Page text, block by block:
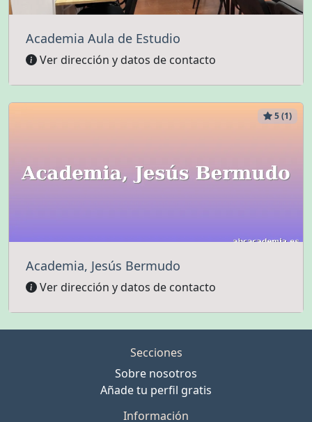
Academia Aula de Estudio
Ver dirección y datos de contacto
5 (1)
Academia, Jesús Bermudo
Ver dirección y datos de contacto
Secciones
Sobre nosotros
Añade tu perfil gratis
Información